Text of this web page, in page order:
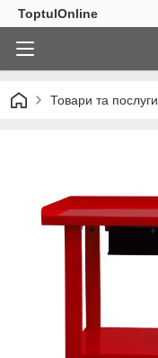
ToptulOnline
Товари та послуги